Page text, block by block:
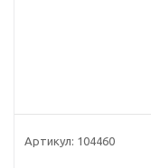
Артикул: 104460